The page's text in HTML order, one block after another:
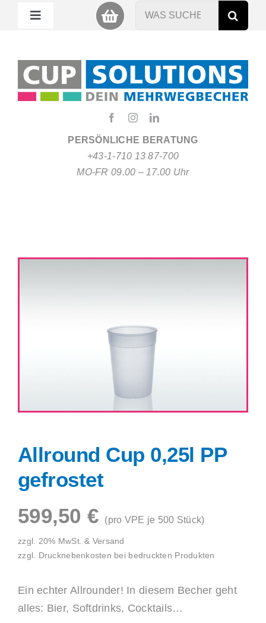
PERSÖNLICHE BERATUNG
+43-1-710 13 87-700
MO-FR 09.00 – 17.00 Uhr
Toggle
Miet Cup
Nachhaltigkeit
Suche
Allround Cup 0,25l PP
gefrostet
599,50 € (pro VPE je 500 Stück)
zzgl. 20% MwSt. & Versand
zzgl. Drucknebenkosten bei bedruckten Produkten
Ein echter Allrounder! In diesem Becher geht
alles: Bier, Softdrinks, Cocktails…